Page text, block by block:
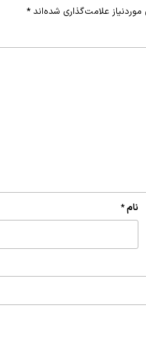
علامت‌گذاری شده‌اند *
نام*